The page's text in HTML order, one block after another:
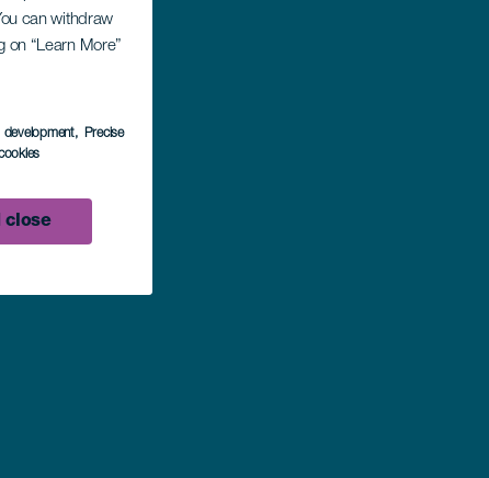
can withdraw
“Learn More”
, Precise
close